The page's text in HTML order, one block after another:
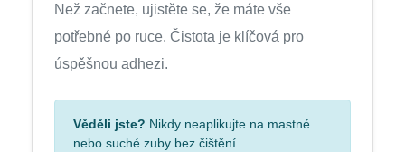
Než začnete, ujistěte se, že máte vše
potřebné po ruce. Čistota je klíčová pro
úspěšnou adhezi.
Věděli jste? Nikdy neaplikujte na mastné
nebo suché zuby bez čištění.